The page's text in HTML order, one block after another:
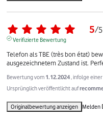
5/5
Verifizierte Bewertung
Telefon als TBE (très bon état)
ausgezeichnetem Zustand ist.
Bewertung vom 1.12.2024 , infolge
Ursprünglich veröffentlicht auf
Originalbewertung anzeigen Melden